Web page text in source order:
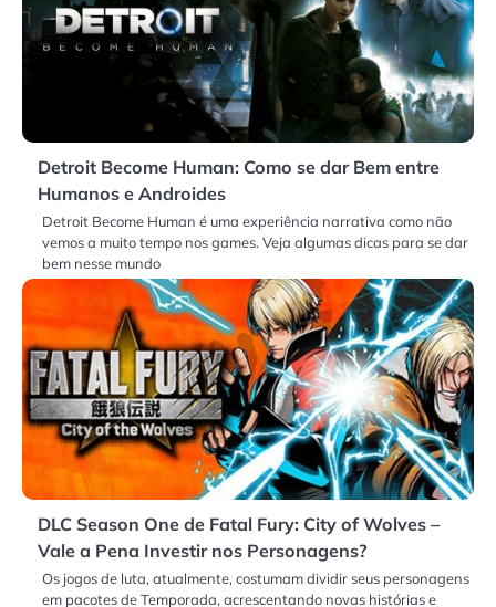
Detroit Become Human: Como se dar Bem entre
Humanos e Androides
Detroit Become Human é uma experiência narrativa como não
vemos a muito tempo nos games. Veja algumas dicas para se dar
bem nesse mundo
DLC Season One de Fatal Fury: City of Wolves –
Vale a Pena Investir nos Personagens?
Os jogos de luta, atualmente, costumam dividir seus personagens
em pacotes de Temporada, acrescentando novas histórias e